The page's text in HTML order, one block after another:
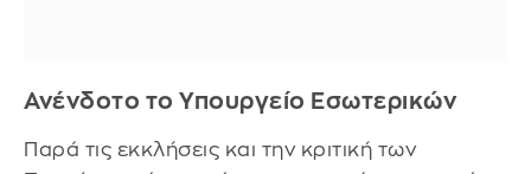
Ανένδοτο το Υπουργείο Εσωτερικών
Παρά τις εκκλήσεις και την κριτική των